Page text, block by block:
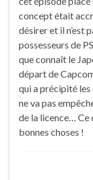
concept était
désirer et il n’est
possesseurs de
que connaît le
départ de
qui a précipité les
ne va pas
de la licence… Ce
bonnes choses !